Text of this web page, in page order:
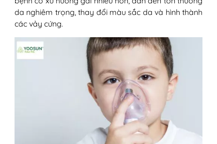
da nghiêm trọng, thay đổi màu sắc da và hình thành
các vảy cứng.